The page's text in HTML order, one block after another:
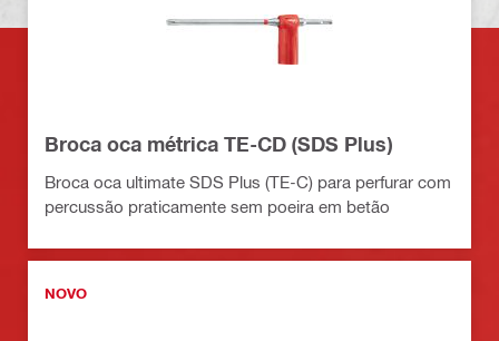
Broca oca métrica TE-CD (SDS Plus)
Broca oca ultimate SDS Plus (TE-C) para perfurar com
percussão praticamente sem poeira em betão
NOVO